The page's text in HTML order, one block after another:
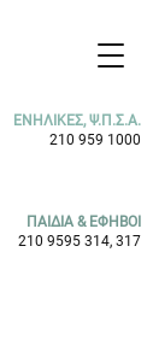
ΕΝΗΛΙΚΕΣ, Ψ.Π.Σ.Α.
210 959 1000
ΠΑΙΔΙΑ & ΕΦΗΒΟΙ
210 9595 314, 317